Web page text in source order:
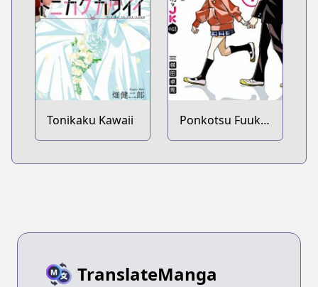
Tonikaku Kawaii
Ponkotsu Fuuki
Iin to Skirt-take
TranslateManga